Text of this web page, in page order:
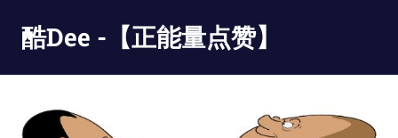
content
酷Dee -【正能量点赞】
酷